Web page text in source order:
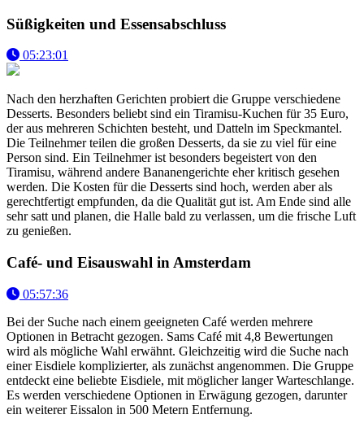
Süßigkeiten und Essensabschluss
05:23:01
Nach den herzhaften Gerichten probiert die Gruppe verschiedene
Desserts. Besonders beliebt sind ein Tiramisu-Kuchen für 35 Euro,
der aus mehreren Schichten besteht, und Datteln im Speckmantel.
Die Teilnehmer teilen die großen Desserts, da sie zu viel für eine
Person sind. Ein Teilnehmer ist besonders begeistert von den
Tiramisu, während andere Bananengerichte eher kritisch gesehen
werden. Die Kosten für die Desserts sind hoch, werden aber als
gerechtfertigt empfunden, da die Qualität gut ist. Am Ende sind alle
sehr satt und planen, die Halle bald zu verlassen, um die frische Luft
zu genießen.
Café- und Eisauswahl in Amsterdam
05:57:36
Bei der Suche nach einem geeigneten Café werden mehrere
Optionen in Betracht gezogen. Sams Café mit 4,8 Bewertungen
wird als mögliche Wahl erwähnt. Gleichzeitig wird die Suche nach
einer Eisdiele komplizierter, als zunächst angenommen. Die Gruppe
entdeckt eine beliebte Eisdiele, mit möglicher langer Warteschlange.
Es werden verschiedene Optionen in Erwägung gezogen, darunter
ein weiterer Eissalon in 500 Metern Entfernung.